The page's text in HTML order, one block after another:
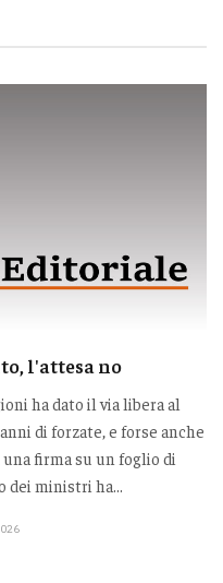
l'attesa no
ha dato il via libera al
di forzate, e forse anche
firma su un foglio di
ministri ha...